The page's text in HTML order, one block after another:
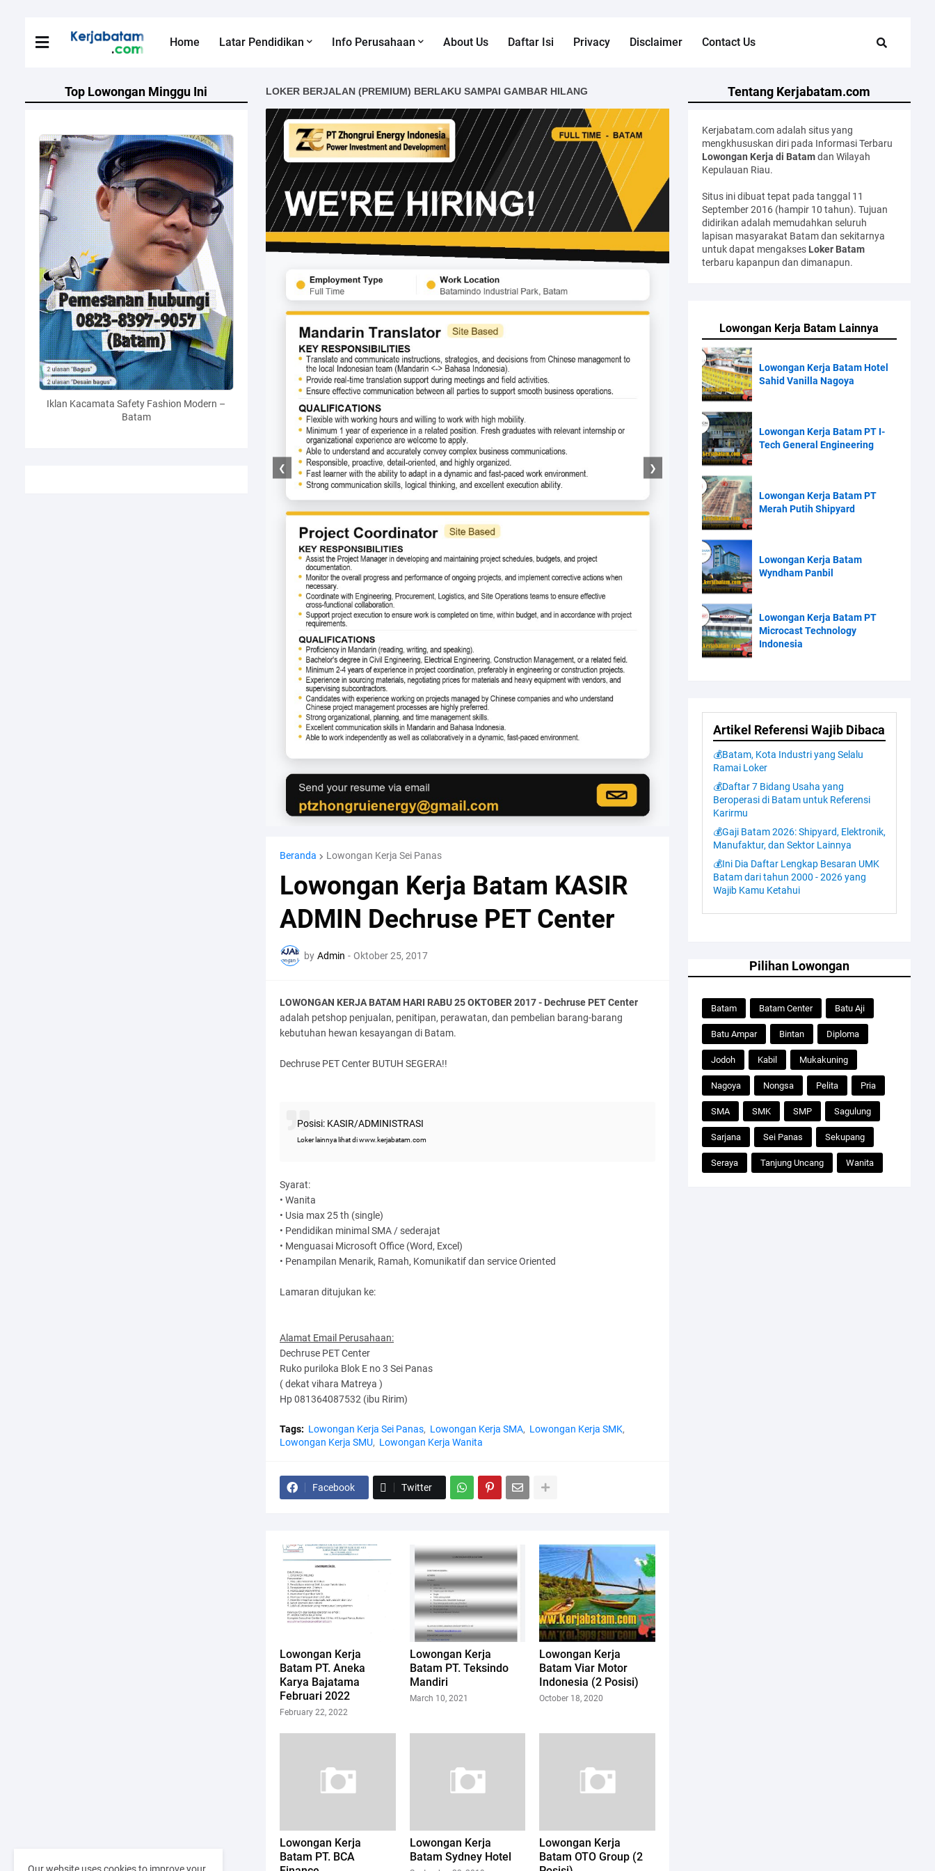
Home Latar Pendidikan Info Perusahaan About Us Daftar Isi Privacy Disclaimer Contact Us
Top Lowongan Minggu Ini
Iklan Kacamata Safety Fashion Modern –
Batam
LOKER BERJALAN (PREMIUM) BERLAKU SAMPAI GAMBAR HILANG
❮ ❯
Beranda Lowongan Kerja Sei Panas
Lowongan Kerja Batam KASIR
ADMIN Dechruse PET Center
by Admin - Oktober 25, 2017
LOWONGAN KERJA BATAM HARI RABU 25 OKTOBER 2017 - Dechruse PET Center
adalah petshop penjualan, penitipan, perawatan, dan pembelian barang-barang
kebutuhan hewan kesayangan di Batam.
Dechruse PET Center BUTUH SEGERA!!
Posisi: KASIR/ADMINISTRASI
Loker lainnya lihat di www.kerjabatam.com
Syarat:
• Wanita
• Usia max 25 th (single)
• Pendidikan minimal SMA / sederajat
• Menguasai Microsoft Office (Word, Excel)
• Penampilan Menarik, Ramah, Komunikatif dan service Oriented
Lamaran ditujukan ke:
Alamat Email Perusahaan:
Dechruse PET Center
Ruko puriloka Blok E no 3 Sei Panas
( dekat vihara Matreya )
Hp 081364087532 (ibu Ririm)
Tags: Lowongan Kerja Sei Panas Lowongan Kerja SMA
Lowongan Kerja SMK
Lowongan Kerja SMU
Lowongan Kerja Wanita
Facebook Twitter
Lowongan Kerja
Batam PT. Aneka
Karya Bajatama
Februari 2022
February 22, 2022
Lowongan Kerja
Batam PT. Teksindo
Mandiri
March 10, 2021
Lowongan Kerja
Batam Viar Motor
Indonesia (2 Posisi)
October 18, 2020
Lowongan Kerja
Batam PT. BCA
Lowongan Kerja
Batam Sydney Hotel
Lowongan Kerja
Batam OTO Group (2
Tentang Kerjabatam.com
Kerjabatam.com adalah situs yang
mengkhususkan diri pada Informasi Terbaru
Lowongan Kerja di Batamdan Wilayah
Kepulauan Riau.
Situs ini dibuat tepat pada tanggal 11
September 2016 (hampir 10 tahun). Tujuan
didirikan adalah memudahkan seluruh
lapisan masyarakat Batam dan sekitarnya
untuk dapat mengakses Loker Batam
terbaru kapanpun dan dimanapun.
Lowongan Kerja Batam Lainnya
Lowongan Kerja Batam Hotel
Sahid Vanilla Nagoya
Lowongan Kerja Batam PT I-
Tech General Engineering
Lowongan Kerja Batam PT
Merah Putih Shipyard
Lowongan Kerja Batam
Wyndham Panbil
Lowongan Kerja Batam PT
Microcast Technology
Indonesia
Artikel Referensi Wajib Dibaca
💰Batam, Kota Industri yang Selalu
Ramai Loker
💰Daftar 7 Bidang Usaha yang
Beroperasi di Batam untuk Referensi
Karirmu
💰Gaji Batam 2026: Shipyard, Elektronik,
Manufaktur, dan Sektor Lainnya
💰Ini Dia Daftar Lengkap Besaran UMK
Batam dari tahun 2000 - 2026 yang
Wajib Kamu Ketahui
Pilihan Lowongan
Batam Batam Center Batu Aji
Batu Ampar Bintan Diploma
Jodoh Kabil Mukakuning
Nagoya Nongsa Pelita Pria
SMA SMK SMP Sagulung
Sarjana Sei Panas Sekupang
Seraya Tanjung Uncang Wanita